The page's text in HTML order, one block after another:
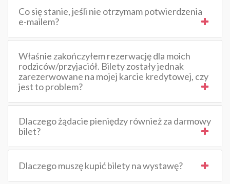
Co się stanie, jeśli nie otrzymam potwierdzenia
e-mailem?
Właśnie zakończyłem rezerwację dla moich
rodziców/przyjaciół. Bilety zostały jednak
zarezerwowane na mojej karcie kredytowej, czy
jest to problem?
Dlaczego żądacie pieniędzy również za darmowy
bilet?
Dlaczego muszę kupić bilety na wystawę?